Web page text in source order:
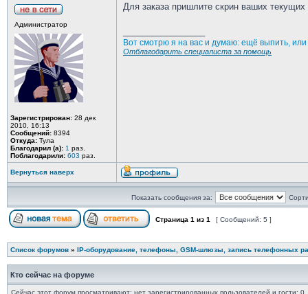
Администратор
Зарегистрирован: 28 дек
2010, 16:13
Сообщений: 8394
Откуда: Тула
Благодарил (а): 1 раз.
Поблагодарили: 603 раз.
Для заказа пришлите скрин ваших
Вот смотрю я на вас и думаю: ещё выпить,
Отблагодарить специалиста за помощь
Вернуться наверх
Показать сообщения за:
Страница 1 из 1 [ Сообщений: 5 ]
Список форумов » IP-оборудование, телефоны, GSM-шлюзы, запись телефонных
Кто сейчас на форуме
Сейчас этот форум просматривают: нет зарегистрированных пользователей и гости: 0